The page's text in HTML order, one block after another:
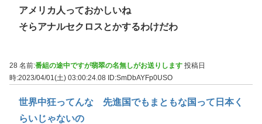
アメリカ人っておかしいね
そらアナルセクロスとかするわけだわ
28 名前:番組の途中ですが翡翠の名無しがお送りします 投稿日
時:2023/04/01(土) 03:00:24.08 ID:SmDbAYFp0USO
世界中狂ってんな 先進国でもまともな国って日本く
らいじゃないの